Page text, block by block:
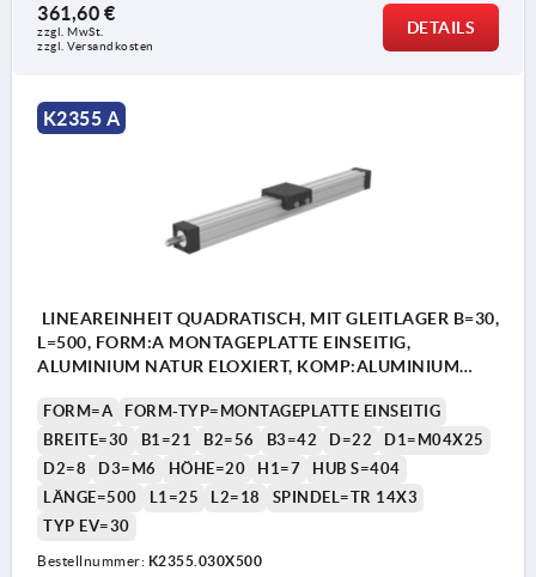
361,60 €
zzgl. MwSt.
zzgl. Versandkosten
DETAILS
K2355 A
LINEAREINHEIT QUADRATISCH, MIT GLEITLAGER B=30,
L=500, FORM:A MONTAGEPLATTE EINSEITIG,
ALUMINIUM NATUR ELOXIERT, KOMP:ALUMINIUM
FORM=A
FORM-TYP=MONTAGEPLATTE EINSEITIG
BREITE=30
B1=21 B2=56 B3=42 D=22
D1=M04X25
D2=8
D3=M6 HÖHE=20 H1=7
HUB S=404
LÄNGE=500
L1=25 L2=18
SPINDEL=TR 14X3
TYP EV=30
Bestellnummer: K2355.030X500